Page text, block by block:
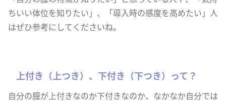
ちいい体位を知りたい」、「導入時の感度を高めたい」人
はぜひ参考にしてくださいね。
上付き（上つき）、下付き（下つき）って？
自分の膣が上付きなのか下付きなのか、なかなか自分では